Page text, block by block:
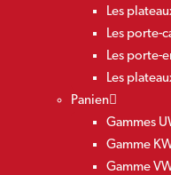
Les
Les porte-
Les porte-
Les
Panien
Gammes
Gamme
Gamme